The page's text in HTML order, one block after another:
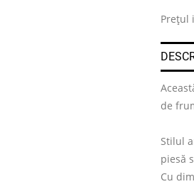
Prețul
de
Stilul
piesă
Cu